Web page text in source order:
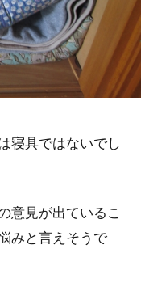
寝具ではないでし
意見が出ているこ
みと言えそうで